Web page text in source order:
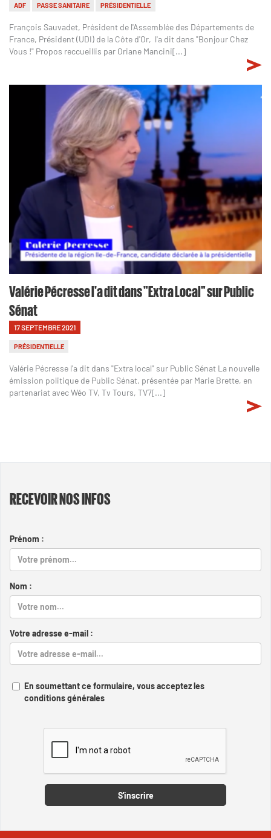
ADF PASSE SANITAIRE PRÉSIDENTIELLE
François Sauvadet, Président de l'Assemblée des Départements de
France, Président (UDI) de la Côte d'Or, l'a dit dans "Bonjour Chez
Vous !" Propos reccueillis par Oriane Mancini[...]
Valérie Pécresse l'a dit dans "Extra Local" sur Public
Sénat
17 SEPTEMBRE 2021
PRÉSIDENTIELLE
Valérie Pécresse l'a dit dans "Extra local" sur Public Sénat La nouvelle
émission politique de Public Sénat, présentée par Marie Brette, en
partenariat avec Wéo TV, Tv Tours, TV7[...]
RECEVOIR NOS INFOS
Prénom :
Nom :
Votre adresse e-mail :
En soumettant ce formulaire, vous acceptez les
conditions générales
S'inscrire